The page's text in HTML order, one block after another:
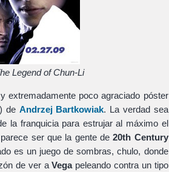
Legend of Chun-Li
extremadamente poco agraciado póster
de Andrzej Bartkowiak. La verdad sea
la franquicia para estrujar al máximo el
ser que la gente de20th Century
es un juego de sombras, chulo, donde
de ver aVegapeleando contra un tipo